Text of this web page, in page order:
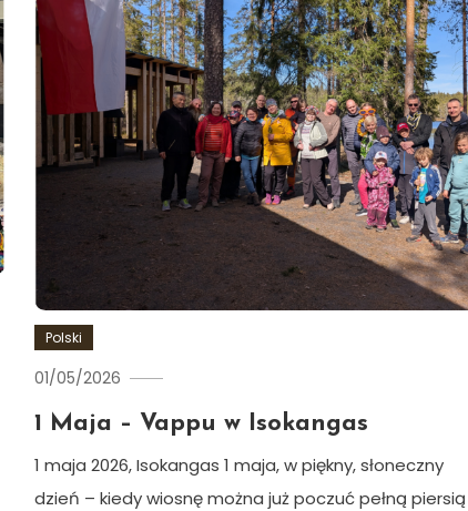
Polski
01/05/2026
1 Maja – Vappu w Isokangas
1 maja 2026, Isokangas 1 maja, w piękny, słoneczny
dzień – kiedy wiosnę można już poczuć pełną